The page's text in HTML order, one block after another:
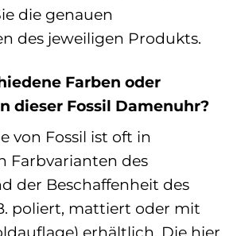
die genauen
des jeweiligen Produkts.
Farben oder
dieser Fossil Damenuhr?
von Fossil ist oft in
Farbvarianten des
der Beschaffenheit des
poliert, mattiert oder mit